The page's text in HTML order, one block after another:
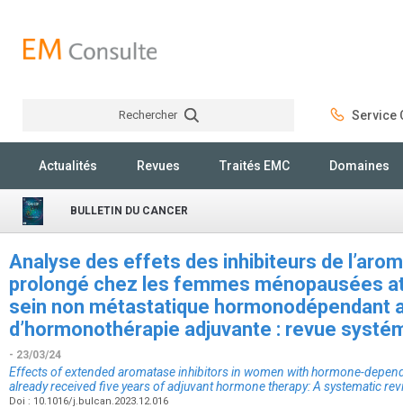
Rechercher Service
Actualités Revues Traités EMC Domaines
BULLETIN DU CANCER
Analyse des effets des inhibiteurs de
prolongé chez les femmes ménopausées
sein non métastatique hormonodépendant
d’hormonothérapie adjuvante : revue
- 23/03/24
Effects of extended aromatase inhibitors in women with hormone-
already received five years of adjuvant hormone therapy: A systematic
Doi : 10.1016/j.bulcan.2023.12.016